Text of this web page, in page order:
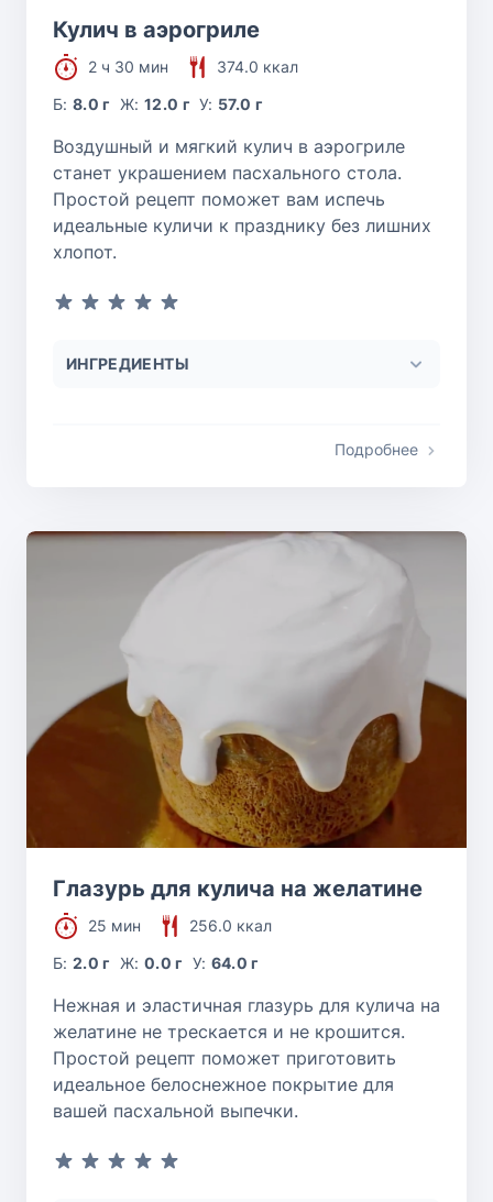
Кулич в аэрогриле
2 ч 30 мин
374.0 ккал
Б:8.0 г Ж: 12.0 г У: 57.0 г
Воздушный и мягкий кулич в аэрогриле
станет украшением пасхального стола.
Простой рецепт поможет вам испечь
идеальные куличи к празднику без лишних
хлопот.
ИНГРЕДИЕНТЫ
Подробнее
Глазурь для кулича на желатине
25 мин
256.0 ккал
Б:2.0 г Ж: 0.0 г У: 64.0 г
Нежная и эластичная глазурь для кулича на
желатине не трескается и не крошится.
Простой рецепт поможет приготовить
идеальное белоснежное покрытие для
вашей пасхальной выпечки.